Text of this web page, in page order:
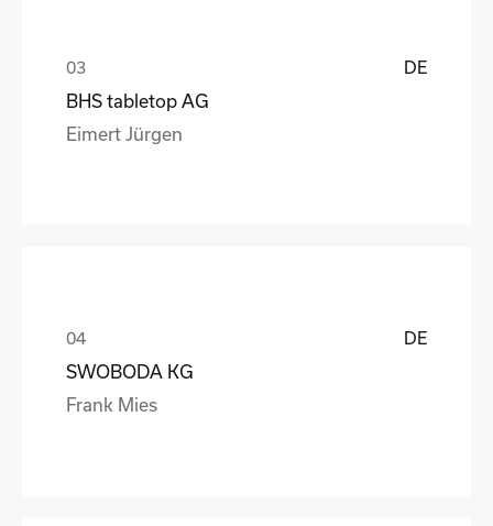
DE
BHS tabletop AG
Eimert Jürgen
DE
SWOBODA KG
Frank Mies